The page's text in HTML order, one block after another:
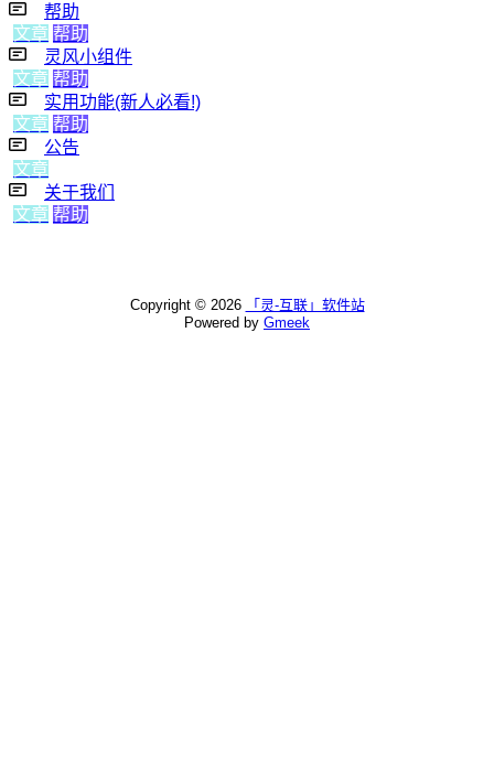
帮助
文章 帮助
灵风小组件
文章 帮助
实用功能(新人必看!)
文章 帮助
公告
文章
关于我们
文章 帮助
Copyright © 2026
「灵-互联」软件站
Powered by Gmeek